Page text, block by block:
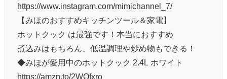
https://www.instagram.com/mimichannel_7/
【みほのおすすめキッチンツール＆家電】
ホットクック は最強です！本当におすすめ
煮込みはもちろん、低温調理や炒め物もできる！
◆みほが愛用中のホットクック 2.4L ホワイト
https://amzn.to/2WQfxro